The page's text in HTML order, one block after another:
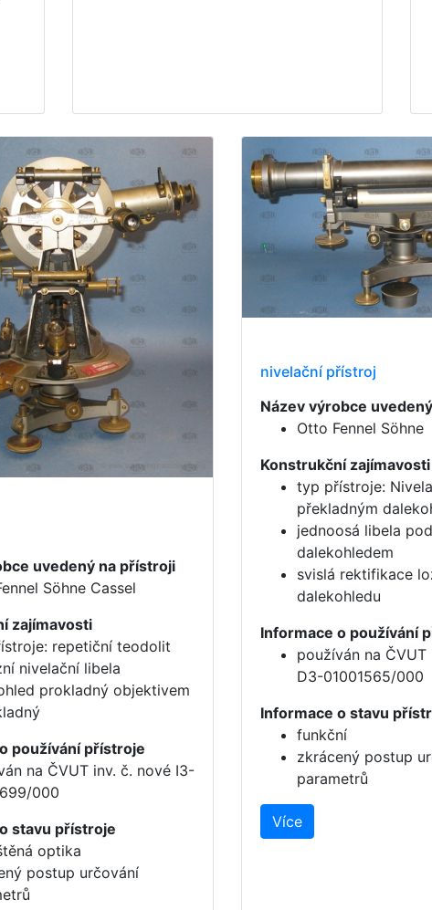
uvedený na přístroji
Söhne Cassel
zajímavosti
repetiční teodolit
nivelační libela
prokladný objektivem
používání přístroje
na ČVUT inv. č. nové I3-
000
stavu přístroje
optika
postup určování
nivelační přístroj
Název výrobce
Otto Fennel Söhne
Konstrukční zajímavosti
typ přístroje:
překladným
jednoosá libela pod
dalekohledem
svislá rektifikace
dalekohledu
Informace o používání
používán na ČVUT
D3-01001565/000
Informace o stavu
funkční
zkrácený postup
parametrů
Více